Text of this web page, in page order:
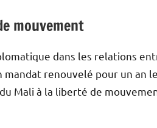
mouvement
dans les relations
mandat renouvelé pour un an
Mali à la liberté de